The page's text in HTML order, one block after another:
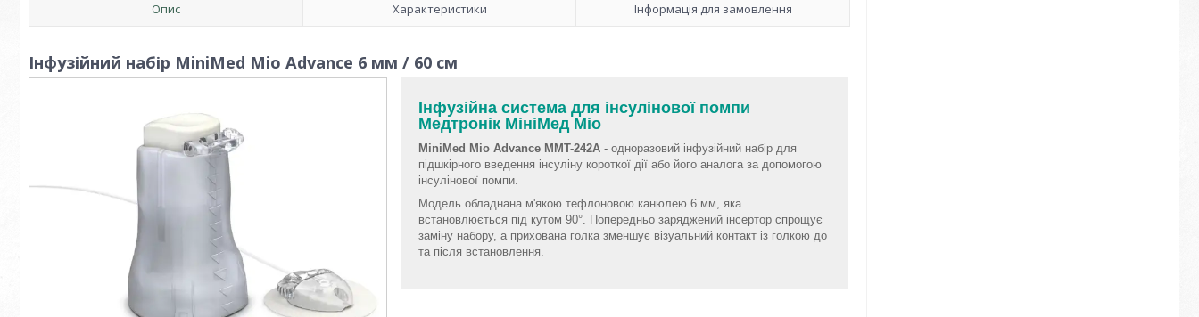
Опис Характеристики Інформація для замовлення
Інфузійний набір MiniMed Mio Advance 6 мм / 60 см
Інфузійна система для інсулінової помпи
Медтронік МініМед Міо
MiniMed Mio Advance MMT-242A - одноразовий інфузійний набір для
підшкірного введення інсуліну короткої дії або його аналога за допомогою
інсулінової помпи.
Модель обладнана м'якою тефлоновою канюлею 6 мм, яка
встановлюється під кутом 90°. Попередньо заряджений інсертор спрощує
заміну набору, а прихована голка зменшує візуальний контакт із голкою до
та після встановлення.